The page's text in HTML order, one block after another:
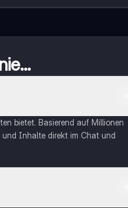
bietet. Basierend auf Millionen
und Inhalte direkt im Chat und